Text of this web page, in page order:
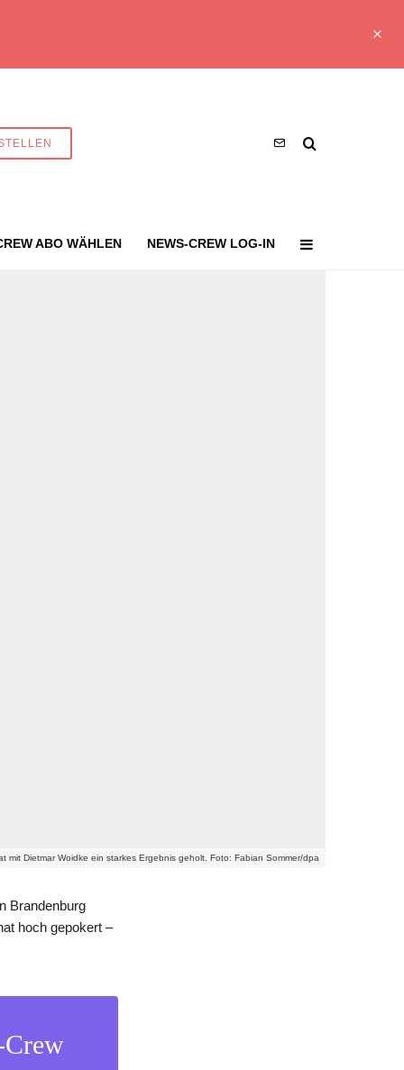
ABO WÄHLEN NEWS-CREW LOG-IN
mit Dietmar Woidke ein starkes Ergebnis geholt. Foto: Fabian Sommer/dpa
Brandenburg
hoch gepokert –